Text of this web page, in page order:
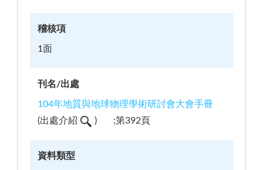
稽核項
1面
刊名/出處
104年地質與地球物理學術研討會大會手冊
(出處介紹 ) ;第392頁
資料類型